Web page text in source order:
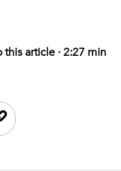
this article ·2:27 min
X
by email
this pagethe page address